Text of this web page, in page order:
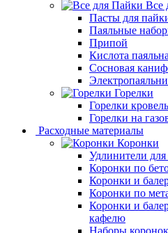
Все
Пасты для
Паяльные
Припой
Кислота
Сосновая
Горелки
Горелки
Горелки на
Расходные материалы
Коронки
Удлинители
Коронки по
Коронки и
Коронки по
Коронки и
кафелю
Наборы коронок